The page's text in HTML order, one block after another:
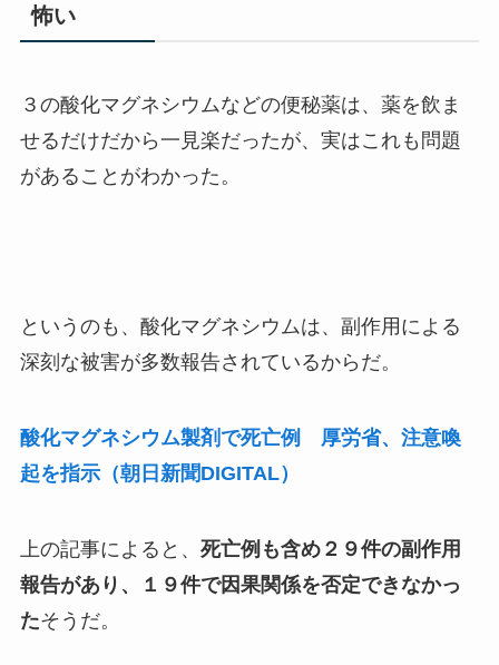
怖い
３の酸化マグネシウムなどの便秘薬は、薬を飲ま
せるだけだから一見楽だったが、実はこれも問題
があることがわかった。
というのも、酸化マグネシウムは、副作用による
深刻な被害が多数報告されているからだ。
酸化マグネシウム製剤で死亡例 厚労省、注意喚
起を指示（朝日新聞DIGITAL）
上の記事によると、 死亡例も含め２９件の副作用
報告があり、１９件で因果関係を否定できなかっ
たそうだ。